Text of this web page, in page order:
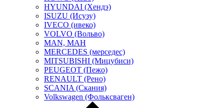
HYUNDAI (Хендэ)
ISUZU (Исузу)
IVECO (ивеко)
VOLVO (Вольво)
MAN, МАН
MERCEDES (мерседес)
MITSUBISHI (Мицубиси)
PEUGEOT (Пежо)
RENAULT (Рено)
SCANIA (Скания)
Volkswagen (Фольксваген)